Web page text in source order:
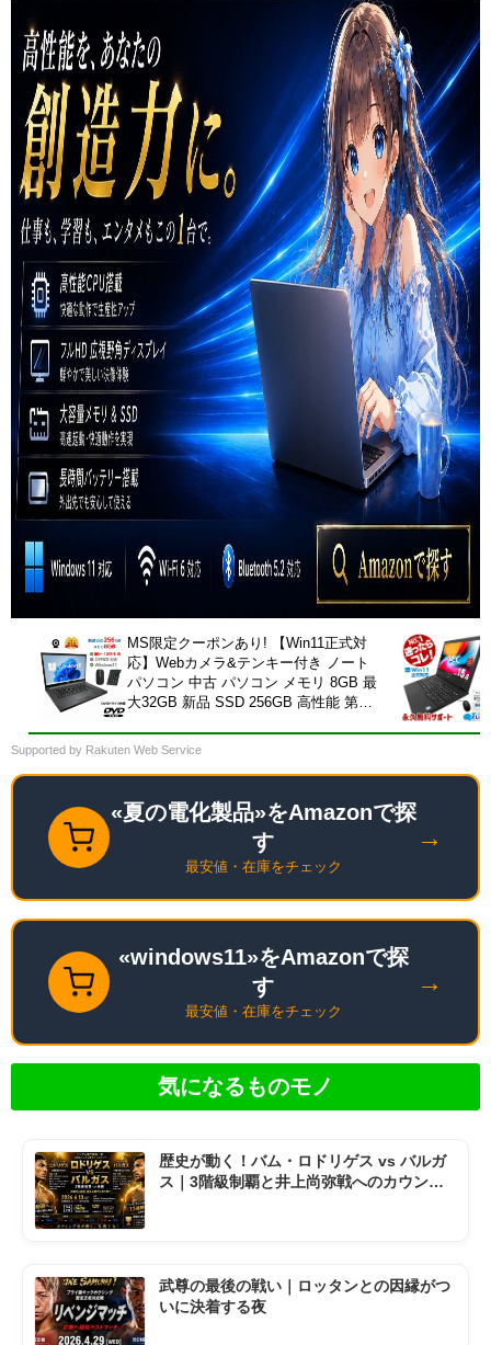
MS限定クーポンあり! 【Win11正式対
応】Webカメラ&テンキー付き ノート
パソコン 中古 パソコン メモリ 8GB 最
大32GB 新品 SSD 256GB 高性能 第8
コン Windows11 Pro 店長オススメ お
2026 福袋 ギフト
Supported by Rakuten Web Service
«夏の電化製品»をAmazonで探
す
最安値・在庫をチェック
→
«windows11»をAmazonで探
す
最安値・在庫をチェック
→
気になるものモノ
歴史が動く！バム・ロドリゲス vs バルガ
ス｜3階級制覇と井上尚弥戦へのカウント
武尊の最後の戦い｜ロッタンとの因縁がつ
いに決着する夜